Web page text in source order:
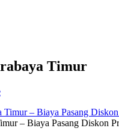
Timur
– Biaya Pasang Diskon